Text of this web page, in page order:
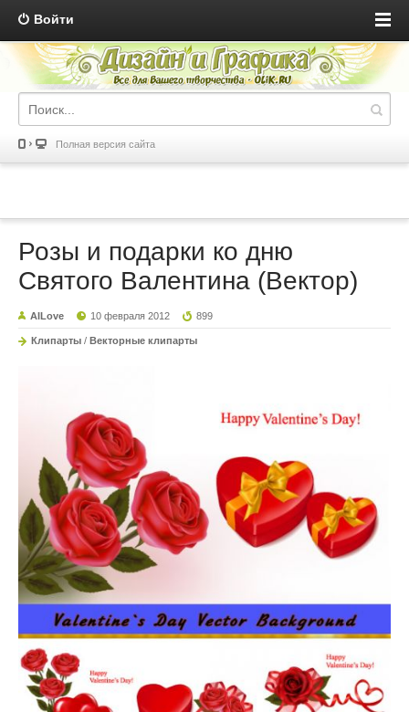
Войти
Полная версия сайта
Розы и подарки ко дню
Святого Валентина (Вектор)
AILove 10 февраля 2012 899
Клипарты / Векторные клипарты